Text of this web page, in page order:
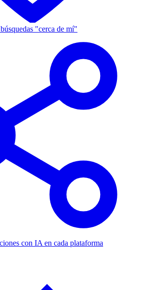
"cerca de mí"
con IA en cada plataforma